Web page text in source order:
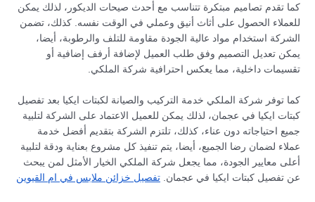
كما تقدم تصاميم مبتكرة تتناسب مع أحدث صيحات الديكور، لذلك يمكن
للعملاء الحصول على أثاث أنيق وعملي في الوقت نفسه. كذلك، تضمن
الشركة استخدام مواد عالية الجودة مقاومة للتلف والرطوبة، أيضا،
يمكن تعديل التصميم وفق طلب العميل لإضافة أرفف إضافية أو
تقسيمات داخلية، مما يعكس احترافية شركة الملكي.
كما توفر شركة الملكي خدمة التركيب والصيانة لكبتات ايكيا بعد تفصيل
كبتات ايكيا في عجمان، لذلك يمكن للعميل الاعتماد على الشركة لتلبية
جميع احتياجاته دون عناء، كذلك، تلتزم الشركة بتقديم أفضل خدمة
عملاء لضمان رضا الجميع، أيضا، يتم تنفيذ كل مشروع بعناية ودقة لتلبية
أعلى معايير الجودة، مما يجعل شركة الملكي الخيار الأمثل لمن يبحث
عن تفصيل كبتات ايكيا في عجمان.تفصيل خزائن ملابس في ام القيوين